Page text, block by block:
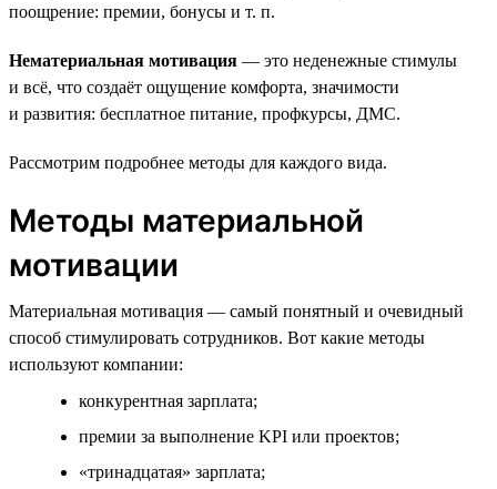
поощрение: премии, бонусы и т. п.
Нематериальная мотивация — это неденежные стимулы
и всё, что создаёт ощущение комфорта, значимости
и развития: бесплатное питание, профкурсы, ДМС.
Рассмотрим подробнее методы для каждого вида.
Методы материальной
мотивации
Материальная мотивация — самый понятный и очевидный
способ стимулировать сотрудников. Вот какие методы
используют компании:
конкурентная зарплата;
премии за выполнение KPI или проектов;
«тринадцатая» зарплата;